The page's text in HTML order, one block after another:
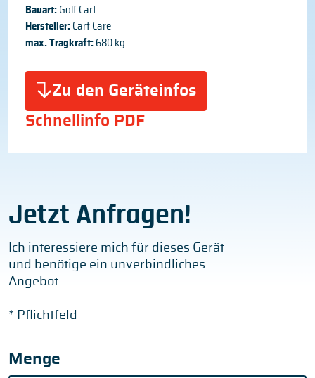
Bauart: Golf Cart
Hersteller: Cart Care
max. Tragkraft: 680 kg
Zu den Geräteinfos
Schnellinfo PDF
Jetzt Anfragen!
Ich interessiere mich für dieses Gerät
und benötige ein unverbindliches
Angebot.
* Pflichtfeld
Menge